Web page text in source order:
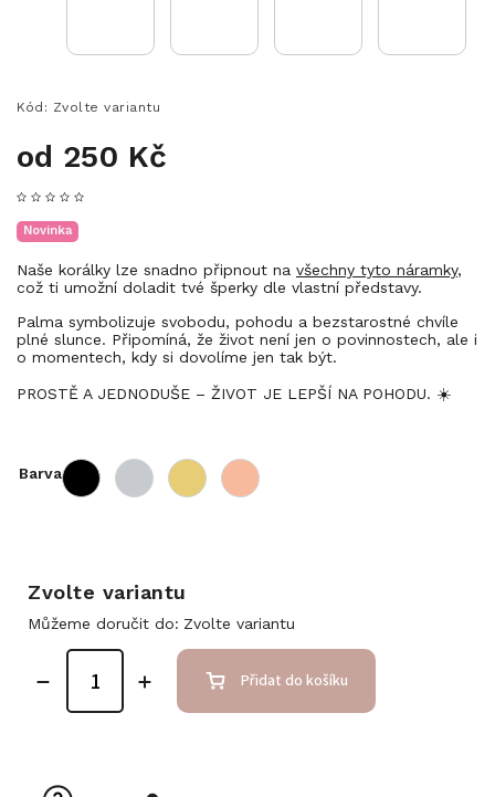
Kód: Zvolte variantu
od 250 Kč
Novinka
Naše korálky lze snadno připnout na všechny tyto náramky,
což ti umožní doladit tvé šperky dle vlastní představy.
Palma symbolizuje svobodu, pohodu a bezstarostné chvíle
plné slunce. Připomíná, že život není jen o povinnostech, ale i
o momentech, kdy si dovolíme jen tak být.
PROSTĚ A JEDNODUŠE – ŽIVOT JE LEPŠÍ NA POHODU. ☀️
Barva
Zvolte variantu
Můžeme doručit do: Zvolte variantu
Přidat do košíku